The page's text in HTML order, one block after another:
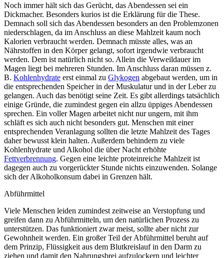
Noch immer hält sich das Gerücht, das Abendessen sei ein
Dickmacher. Besonders kurios ist die Erklärung für die These.
Demnach soll sich das Abendessen besonders an den Problemzonen
niederschlagen, da im Anschluss an diese Mahlzeit kaum noch
Kalorien verbraucht werden. Demnach müsste alles, was an
Nährstoffen in den Körper gelangt, sofort irgendwie verbraucht
werden. Dem ist natürlich nicht so. Allein die Verweildauer im
Magen liegt bei mehreren Stunden. Im Anschluss daran müssen z.
B. Kohlenhydrate erst einmal zu Glykogen abgebaut werden, um in
die entsprechenden Speicher in der Muskulatur und in der Leber zu
gelangen. Auch das benötigt seine Zeit. Es gibt allerdings tatsächlich
einige Gründe, die zumindest gegen ein allzu üppiges Abendessen
sprechen. Ein voller Magen arbeitet nicht nur ungern, mit ihm
schläft es sich auch nicht besonders gut. Menschen mit einer
entsprechenden Veranlagung sollten die letzte Mahlzeit des Tages
daher bewusst klein halten. Außerdem behindern zu viele
Kohlenhydrate und Alkohol die über Nacht erhöhte
Fettverbrennung. Gegen eine leichte proteinreiche Mahlzeit ist
dagegen auch zu vorgerückter Stunde nichts einzuwenden. Solange
sich der Alkoholkonsum dabei in Grenzen hält.
Abführmittel
Viele Menschen leiden zumindest zeitweise an Verstopfung und
greifen dann zu Abführmitteln, um den natürlichen Prozess zu
unterstützen. Das funktioniert zwar meist, sollte aber nicht zur
Gewohnheit werden. Ein großer Teil der Abführmittel beruht auf
dem Prinzip, Flüssigkeit aus dem Blutkreislauf in den Darm zu
ziehen und damit den Nahrungsbrei aufzulockern und leichter